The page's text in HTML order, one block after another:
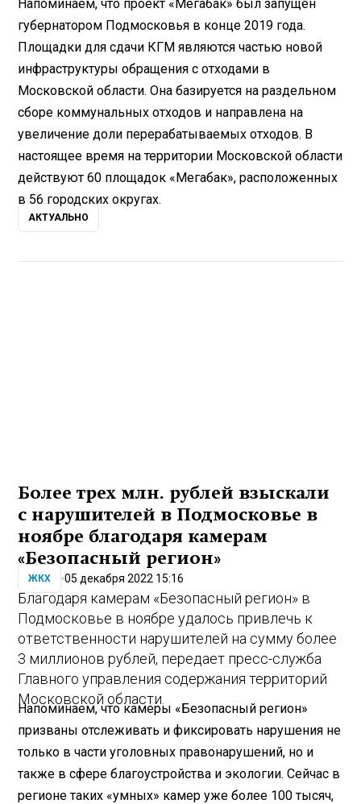
Напоминаем, что проект «Мегабак» был запущен
губернатором Подмосковья в конце 2019 года.
Площадки для сдачи КГМ являются частью новой
инфраструктуры обращения с отходами в
Московской области. Она базируется на раздельном
сборе коммунальных отходов и направлена на
увеличение доли перерабатываемых отходов. В
настоящее время на территории Московской области
действуют 60 площадок «Мегабак», расположенных
в 56 городских округах.
АКТУАЛЬНО
Более трех млн. рублей взыскали
с нарушителей в Подмосковье в
ноябре благодаря камерам
«Безопасный регион»
ЖКХ 05 декабря 2022 15:16
Благодаря камерам «Безопасный регион» в
Подмосковье в ноябре удалось привлечь к
ответственности нарушителей на сумму более
3 миллионов рублей, передает пресс-служба
Главного управления содержания территорий
Московской области.
Напоминаем, что камеры «Безопасный регион»
призваны отслеживать и фиксировать нарушения не
только в части уголовных правонарушений, но и
также в сфере благоустройства и экологии. Сейчас в
регионе таких «умных» камер уже более 100 тысяч,